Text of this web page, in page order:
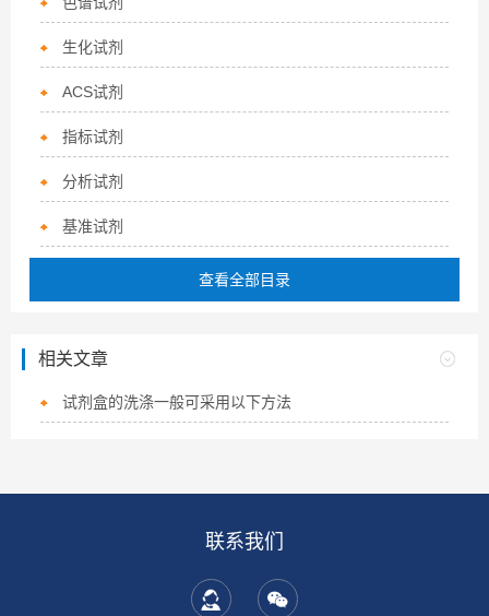
生化试剂
ACS试剂
指标试剂
分析试剂
基准试剂
查看全部目录
相关文章
试剂盒的洗涤一般可采用以下方法
联系我们